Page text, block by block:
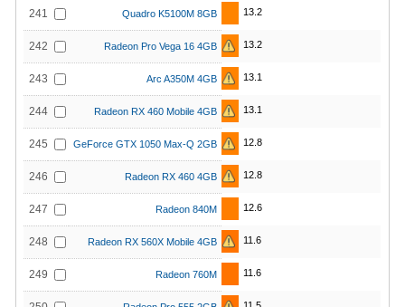
241 Quadro K5100M 8GB 13.2
242 Radeon Pro Vega 16 4GB 13.2
243 Arc A350M 4GB 13.1
244 Radeon RX 460 Mobile 4GB 13.1
245 GeForce GTX 1050 Max-Q 2GB 12.8
246 Radeon RX 460 4GB 12.8
247 Radeon 840M 12.6
248 Radeon RX 560X Mobile 4GB 11.6
249 Radeon 760M 11.6